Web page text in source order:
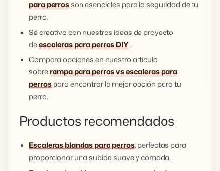
para perrosson esenciales para la seguridad de tu
perro.
Sé creativo con nuestras ideas de proyecto
deescaleras para perros DIY.
Compara opciones en nuestro artículo
sobrerampa para perros vs escaleras para
perrospara encontrar la mejor opción para tu
perro.
Productos recomendados
Escaleras blandas para perros: perfectas para
proporcionar una subida suave y cómoda.